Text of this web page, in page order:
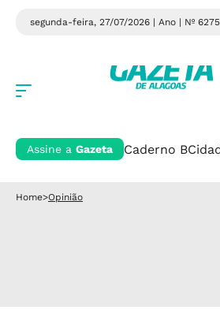
segunda-feira, 27/07/2026 | Ano | Nº 6275
Assine a Gazeta Caderno B
Home>Opinião